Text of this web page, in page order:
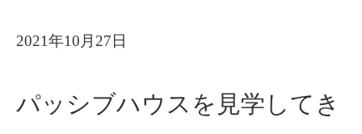
2021年10月27日
パッシブハウスを見学してき